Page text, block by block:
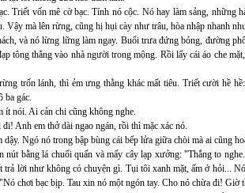
Triết vốn mê cờ bạc. Tính nó cộc. Nó hay làm sảng, những
Vậy mà lên rừng, cũng hị hụi cày như trâu, hòa nhập nhanh
và nó lừng lững làm ngay. Buổi trưa đứng bóng, đường
tông thẳng vào nhà người trong mộng. Rồi lấy cái áo che
trốn lánh, thì ẻm ưng thằng khác mất tiêu. Triết cười hề
ba gác.
ít nói. Ai cản chi cũng không nghe.
Anh em thở dài ngao ngán, rồi thì mặc xác nó.
Ngó nó trong bập bùng cái bếp lửa giữa chòi mà ai cũng
nút bằng lá chuối quấn và mấy cây lạp xưởng: "Thắng to
lời như không có chuyện gì. Tụi tôi xanh mặt, ấm ớ hỏi...
chơi bạc bịp. Tau xin nó một ngón tay. Cho nó chừa đi!